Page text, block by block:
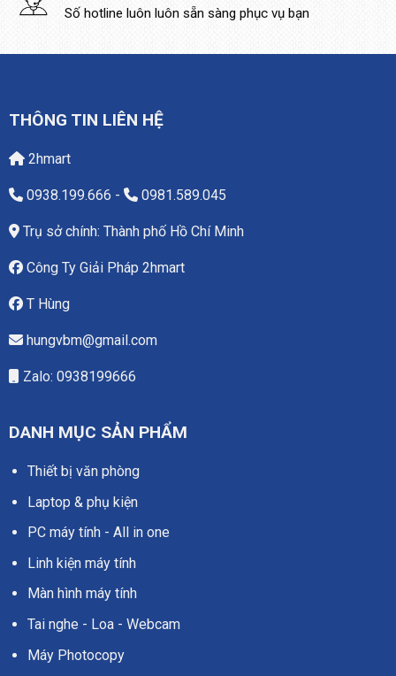
Số hotline luôn luôn sẵn sàng phục vụ bạn
THÔNG TIN LIÊN HỆ
2hmart
0938.199.666 - 0981.589.045
Trụ sở chính: Thành phố Hồ Chí Minh
Công Ty Giải Pháp 2hmart
T Hùng
hungvbm@gmail.com
Zalo: 0938199666
DANH MỤC SẢN PHẨM
Thiết bị văn phòng
Laptop & phụ kiện
PC máy tính - All in one
Linh kiện máy tính
Màn hình máy tính
Tai nghe - Loa - Webcam
Máy Photocopy